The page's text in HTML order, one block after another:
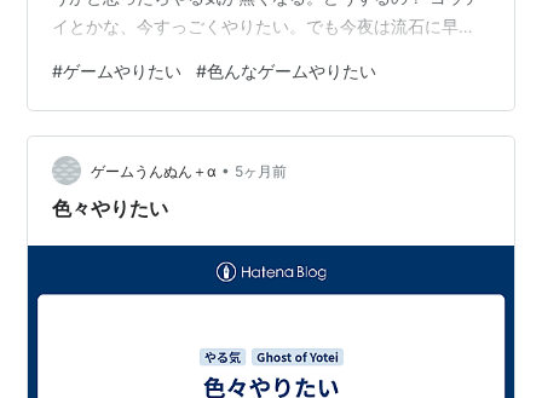
イとかな、今すっごくやりたい。でも今夜は流石に早め
ながら寝て起きたらもうやる気が消えてる。マジでどう
するの？ 本当に今週はゲームやろう。色々やろう。やり
たいなと思える刺激はいつも受けてるんだよな。だから
日頃からやりたいやりたい思ってるのだよ、それがなか
ったらゲームの存在そのものを多分忘れてると思う。 明
#ゲームやりたい #色んなゲームやりたい
ゲームうんぬん＋α • 5ヶ月前
色々やりたい